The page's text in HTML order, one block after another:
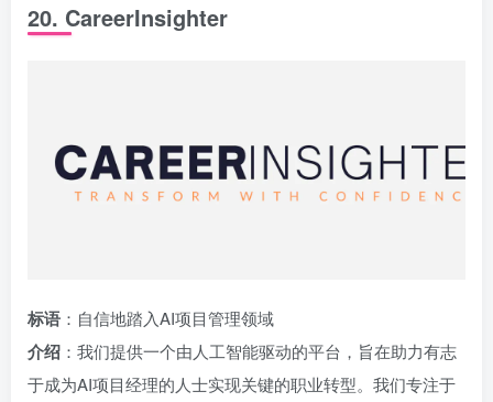
20. CareerInsighter
标语 ：自信地踏入AI项目管理领域
介绍 ：我们提供一个由人工智能驱动的平台，旨在助力有志
于成为AI项目经理的人士实现关键的职业转型。我们专注于